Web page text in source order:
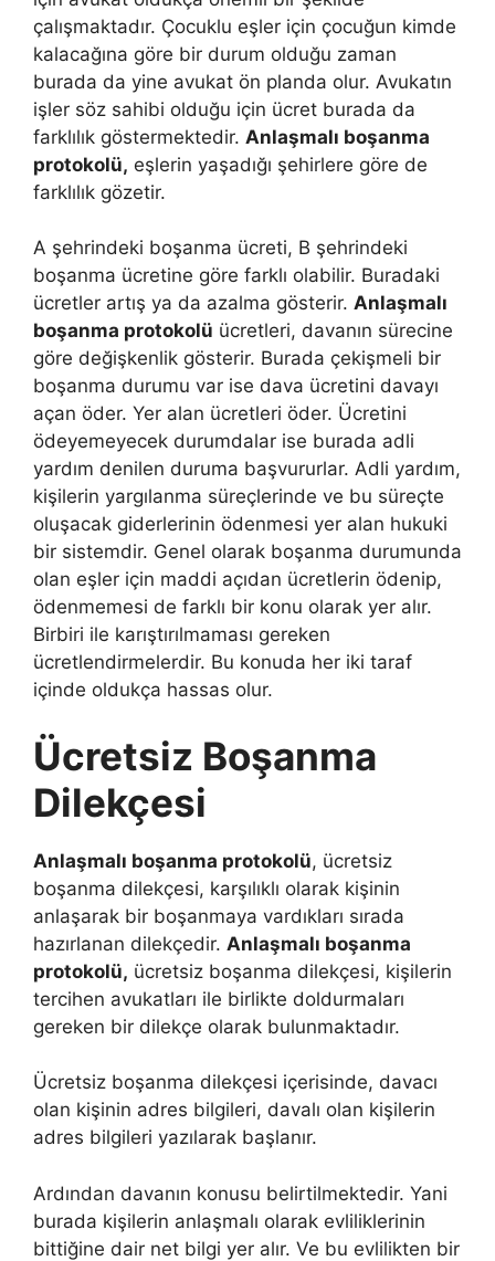
çalışmaktadır. Çocuklu eşler için çocuğun kimde
kalacağına göre bir durum olduğu zaman
burada da yine avukat ön planda olur. Avukatın
işler söz sahibi olduğu için ücret burada da
farklılık göstermektedir. Anlaşmalı boşanma
protokolü, eşlerin yaşadığı şehirlere göre de
farklılık gözetir.
A şehrindeki boşanma ücreti, B şehrindeki
boşanma ücretine göre farklı olabilir. Buradaki
ücretler artış ya da azalma gösterir. Anlaşmalı
boşanma protokolü ücretleri, davanın sürecine
göre değişkenlik gösterir. Burada çekişmeli bir
boşanma durumu var ise dava ücretini davayı
açan öder. Yer alan ücretleri öder. Ücretini
ödeyemeyecek durumdalar ise burada adli
yardım denilen duruma başvururlar. Adli yardım,
kişilerin yargılanma süreçlerinde ve bu süreçte
oluşacak giderlerinin ödenmesi yer alan hukuki
bir sistemdir. Genel olarak boşanma durumunda
olan eşler için maddi açıdan ücretlerin ödenip,
ödenmemesi de farklı bir konu olarak yer alır.
Birbiri ile karıştırılmaması gereken
ücretlendirmelerdir. Bu konuda her iki taraf
içinde oldukça hassas olur.
Ücretsiz Boşanma
Dilekçesi
Anlaşmalı boşanma protokolü, ücretsiz
boşanma dilekçesi, karşılıklı olarak kişinin
anlaşarak bir boşanmaya vardıkları sırada
hazırlanan dilekçedir. Anlaşmalı boşanma
protokolü, ücretsiz boşanma dilekçesi, kişilerin
tercihen avukatları ile birlikte doldurmaları
gereken bir dilekçe olarak bulunmaktadır.
Ücretsiz boşanma dilekçesi içerisinde, davacı
olan kişinin adres bilgileri, davalı olan kişilerin
adres bilgileri yazılarak başlanır.
Ardından davanın konusu belirtilmektedir. Yani
burada kişilerin anlaşmalı olarak evliliklerinin
bittiğine dair net bilgi yer alır. Ve bu evlilikten bir